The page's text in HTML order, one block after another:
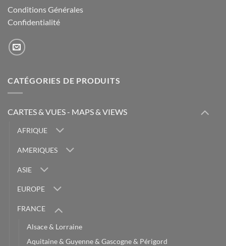
Conditions Générales
Confidentialité
CATÉGORIES DE PRODUITS
CARTES & VUES - MAPS & VIEWS
AFRIQUE
AMERIQUES
ASIE
EUROPE
FRANCE
Alsace & Lorraine
Aquitaine & Guyenne & Gascogne & Périgord